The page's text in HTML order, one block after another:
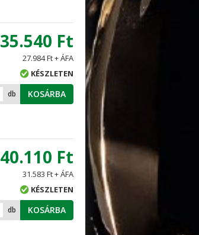
35.540 Ft
27.984 Ft + ÁFA
KÉSZLETEN
db KOSÁRBA
40.110 Ft
31.583 Ft + ÁFA
KÉSZLETEN
db KOSÁRBA